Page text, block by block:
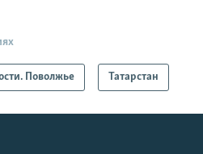
Поволжье Татарстан